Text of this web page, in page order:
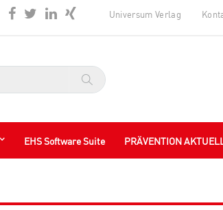
Universum Verlag
EHS Software Suite PRÄVENTION